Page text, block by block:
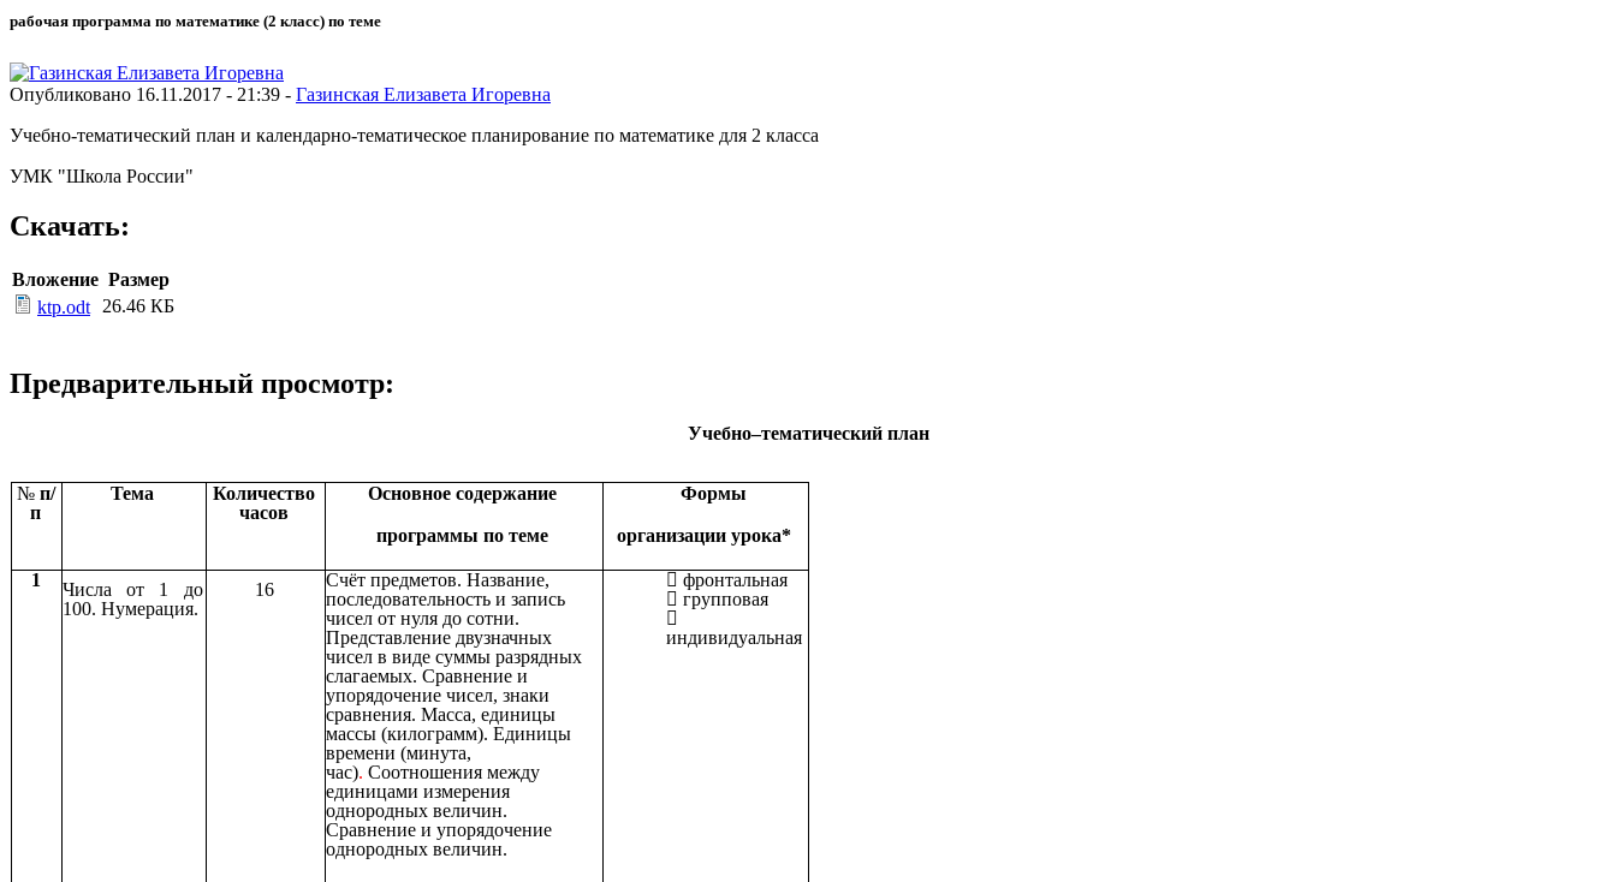
рабочая программа по математике (2 класс) по теме
Опубликовано 16.11.2017 - 21:39 - Газинская Елизавета Игоревна
Учебно-тематический план и календарно-тематическое планирование по математике для 2 класса
УМК "Школа России"
Скачать:
Вложение Размер
ktp.odt
26.46 КБ
Предварительный просмотр:
Учебно–тематический план
№ п/
п
Тема
Количество
часов
Основное содержание
программы по теме
Формы
организации урока*
1
Числа от 1 до
100. Нумерация.
16
Счёт предметов. Название,
последовательность и запись
чисел от нуля до сотни.
Представление двузначных
чисел в виде суммы разрядных
слагаемых. Сравнение и
упорядочение чисел, знаки
сравнения. Масса, единицы
массы (килограмм). Единицы
времени (минута,
час). Соотношения между
единицами измерения
однородных величин.
Сравнение и упорядочение
однородных величин.
фронтальная
групповая
индивидуальная